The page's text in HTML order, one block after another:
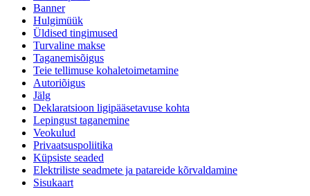
Banner
Hulgimüük
Üldised tingimused
Turvaline makse
Taganemisõigus
Teie tellimuse kohaletoimetamine
Autoriõigus
Jälg
Deklaratsioon ligipääsetavuse kohta
Lepingust taganemine
Veokulud
Privaatsuspoliitika
Küpsiste seaded
Elektriliste seadmete ja patareide kõrvaldamine
Sisukaart